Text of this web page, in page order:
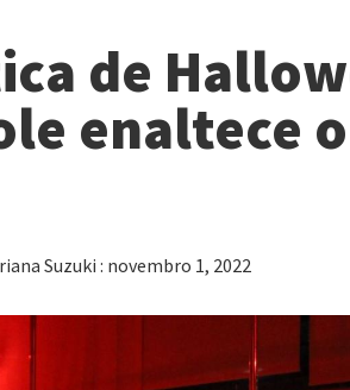
de
enaltece
Suzuki : novembro 1, 2022